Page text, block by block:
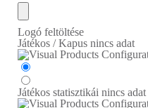
Logó feltöltése
Játékos / Kapus nincs adat
Játékos statisztikái nincs adat